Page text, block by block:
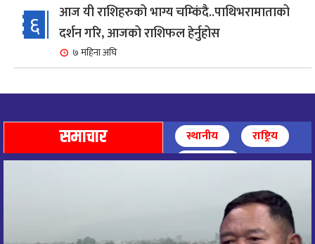
६
आज यी राशिहरुको भाग्य चम्किंदै..पाथिभरामाताको
दर्शन गरि, आजको राशिफल हेर्नुहोस
७ महिना अघि
७
८ महिना अघि
८
आज पाथिभारा माताको दर्शन गरि, दिनको सुरुवात गर्दै,
आज माताभगवती जगज्जननी पाथिभरादेवीको दर्शन गरि
समाचार स्थानीय
राष्ट्रिय
अन्तर्राष्ट्रिय